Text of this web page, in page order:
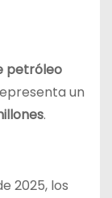
petróleo
un
.
2025, los